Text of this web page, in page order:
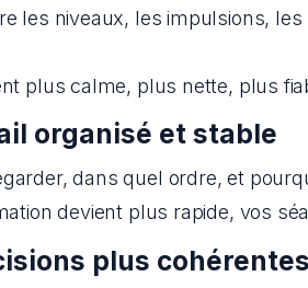
les niveaux, les impulsions,
plus calme, plus nette, plus
organisé et stable
dans quel ordre, et
devient plus rapide, vos
plus cohérentes